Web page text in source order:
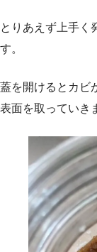
とりあえず上手く
す。
蓋を開けるとカビ
表面を取っていき